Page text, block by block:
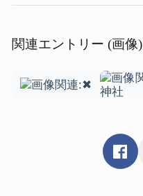
関連エントリー (画像)